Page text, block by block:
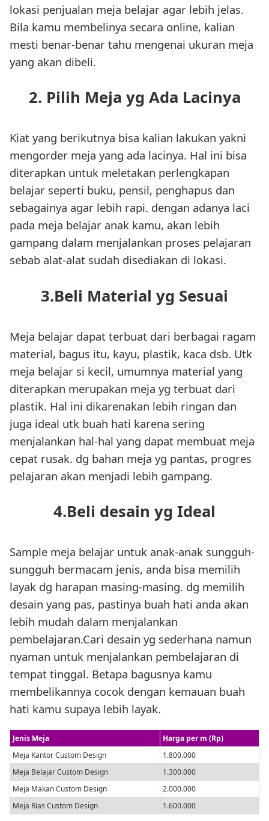
lokasi penjualan meja belajar agar lebih jelas.
Bila kamu membelinya secara online, kalian
mesti benar-benar tahu mengenai ukuran meja
yang akan dibeli.
2. Pilih Meja yg Ada Lacinya
Kiat yang berikutnya bisa kalian lakukan yakni
mengorder meja yang ada lacinya. Hal ini bisa
diterapkan untuk meletakan perlengkapan
belajar seperti buku, pensil, penghapus dan
sebagainya agar lebih rapi. dengan adanya laci
pada meja belajar anak kamu, akan lebih
gampang dalam menjalankan proses pelajaran
sebab alat-alat sudah disediakan di lokasi.
3.Beli Material yg Sesuai
Meja belajar dapat terbuat dari berbagai ragam
material, bagus itu, kayu, plastik, kaca dsb. Utk
meja belajar si kecil, umumnya material yang
diterapkan merupakan meja yg terbuat dari
plastik. Hal ini dikarenakan lebih ringan dan
juga ideal utk buah hati karena sering
menjalankan hal-hal yang dapat membuat meja
cepat rusak. dg bahan meja yg pantas, progres
pelajaran akan menjadi lebih gampang.
4.Beli desain yg Ideal
Sample meja belajar untuk anak-anak sungguh-
sungguh bermacam jenis, anda bisa memilih
layak dg harapan masing-masing. dg memilih
desain yang pas, pastinya buah hati anda akan
lebih mudah dalam menjalankan
pembelajaran.Cari desain yg sederhana namun
nyaman untuk menjalankan pembelajaran di
tempat tinggal. Betapa bagusnya kamu
membelikannya cocok dengan kemauan buah
hati kamu supaya lebih layak.
Jenis Meja
Harga per m (Rp)
Meja Kantor Custom Design
1.800.000
Meja Belajar Custom Design
1.300.000
Meja Makan Custom Design
2.000.000
Meja Rias Custom Design
1.600.000